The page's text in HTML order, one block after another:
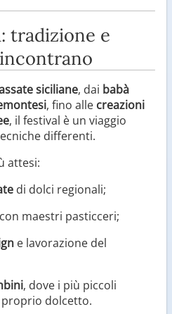
tradizione e
siciliane, dai babà
, fino alle creazioni
, il festival è un viaggio
differenti.
attesi:
di dolci regionali;
con maestri pasticceri;
e lavorazione del
, dove i più piccoli
dolcetto.